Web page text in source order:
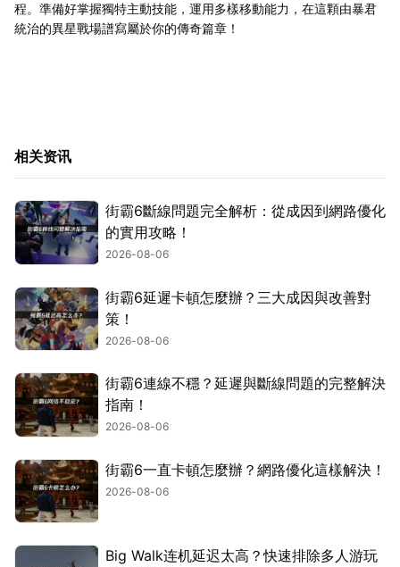
程。準備好掌握獨特主動技能，運用多樣移動能力，在這顆由暴君
統治的異星戰場譜寫屬於你的傳奇篇章！
相关资讯
街霸6斷線問題完全解析：從成因到網路優化
的實用攻略！
2026-08-06
街霸6延遲卡頓怎麼辦？三大成因與改善對
策！
2026-08-06
街霸6連線不穩？延遲與斷線問題的完整解決
指南！
2026-08-06
街霸6一直卡頓怎麼辦？網路優化這樣解決！
2026-08-06
Big Walk连机延迟太高？快速排除多人游玩